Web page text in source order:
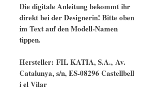
Die digitale Anleitung bekommt ihr
direkt bei der Designerin! Bitte oben
im Text auf den Modell-Namen
tippen.
Hersteller: FIL KATIA, S.A., Av.
Catalunya, s/n, ES-08296 Castellbell
i el Vilar